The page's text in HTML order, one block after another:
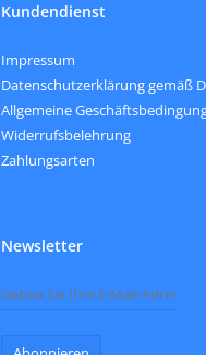
Kundendienst
Impressum
Datenschutzerklärung gemäß
Allgemeine
Widerrufsbelehrung
Zahlungsarten
Newsletter